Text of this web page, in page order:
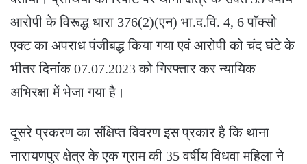
आरोपी के विरूद्ध धारा 376(2)(एन) भा.द.वि. 4, 6 पाॅक्सो
एक्ट का अपराध पंजीबद्ध किया गया एवं आरोपी को चंद घंटे के
भीतर दिनांक 07.07.2023 को गिरफ्तार कर न्यायिक
अभिरक्षा में भेजा गया है।
दूसरे प्रकरण का संक्षिप्त विवरण इस प्रकार है कि थाना
नारायणपुर क्षेत्र के एक ग्राम की 35 वर्षीय विधवा महिला ने